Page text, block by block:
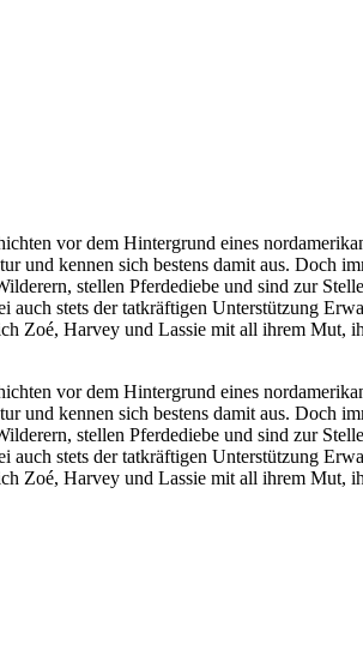
vor dem Hintergrund eines
kennen sich bestens damit aus. Doch
stellen Pferdediebe und sind zur
stets der tatkräftigen Unterstützung
Zoé, Harvey und Lassie mit all ihrem Mut,
vor dem Hintergrund eines
kennen sich bestens damit aus. Doch
stellen Pferdediebe und sind zur
stets der tatkräftigen Unterstützung
Zoé, Harvey und Lassie mit all ihrem Mut,